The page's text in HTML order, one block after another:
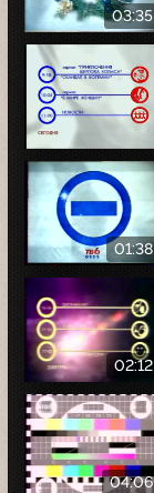
03:35
01:38
02:12
04:06